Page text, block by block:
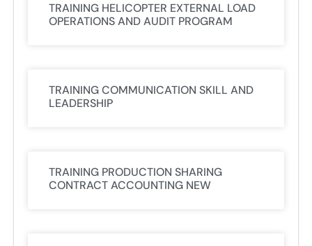
TRAINING HELICOPTER EXTERNAL LOAD
OPERATIONS AND AUDIT PROGRAM
TRAINING COMMUNICATION SKILL AND
LEADERSHIP
TRAINING PRODUCTION SHARING
CONTRACT ACCOUNTING NEW